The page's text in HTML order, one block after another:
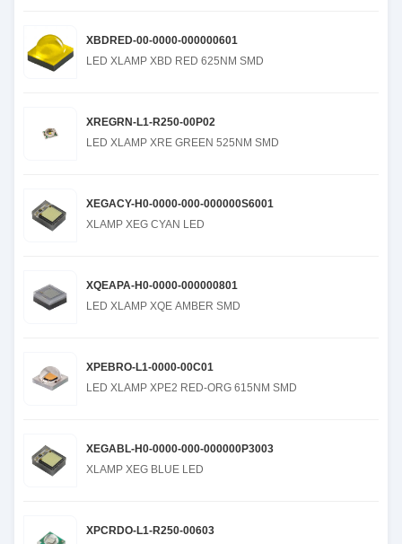
XBDRED-00-0000-000000601
LED XLAMP XBD RED 625NM SMD
XREGRN-L1-R250-00P02
LED XLAMP XRE GREEN 525NM SMD
XEGACY-H0-0000-000-000000S6001
XLAMP XEG CYAN LED
XQEAPA-H0-0000-000000801
LED XLAMP XQE AMBER SMD
XPEBRO-L1-0000-00C01
LED XLAMP XPE2 RED-ORG 615NM SMD
XEGABL-H0-0000-000-000000P3003
XLAMP XEG BLUE LED
XPCRDO-L1-R250-00603